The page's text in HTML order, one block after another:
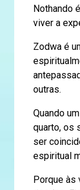
Nothando
viver a
Zodwa é
outras.
Quando
quarto, os
ser
espiritual
Porque às